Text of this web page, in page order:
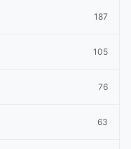
187
105
76
63